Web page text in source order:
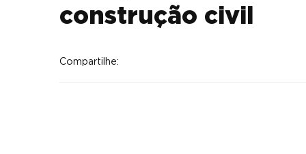
construção civil
Compartilhe: